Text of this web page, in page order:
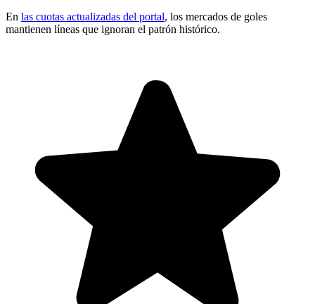
En las cuotas actualizadas del portal, los mercados de goles
mantienen líneas que ignoran el patrón histórico.